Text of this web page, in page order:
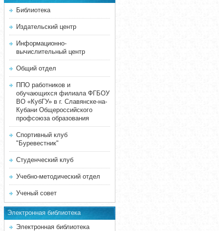
Библиотека
Издательский центр
Информационно-
вычислительный центр
Общий отдел
ППО работников и
обучающихся филиала ФГБОУ
ВО «КубГУ» в г. Славянске-на-
Кубани Общероссийского
профсоюза образования
Спортивный клуб
"Буревестник"
Студенческий клуб
Учебно-методический отдел
Ученый совет
Электронная библиотека
Электронная библиотека